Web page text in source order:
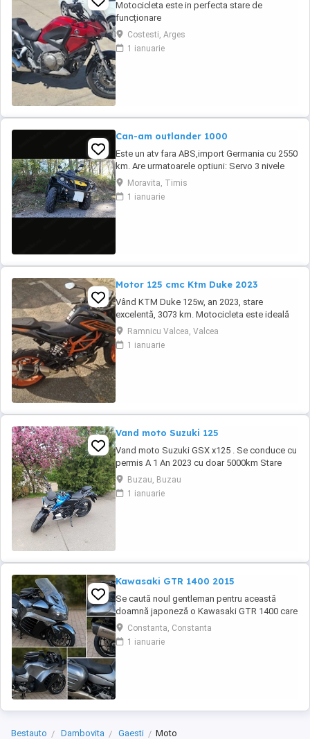
Motocicleta este in perfecta stare de
funcționare
Costesti, Arges
1 ianuarie
Can-am outlander 1000
Este un atv fara ABS,import Germania cu 2550
km. Are urmatoarele optiuni: Servo 3 nivele
Suspensie FOX cu rebound Bullbar fata
Bullbar spate Handguardurile Can am Jante
beadlock
Moravita, Timis
1 ianuarie
Motor 125 cmc Ktm Duke 2023
Vând KTM Duke 125w, an 2023, stare
excelentă, 3073 km. Motocicleta este ideală
pentru începători sau pentru oraș. Fără daune,
lovituri!
Ramnicu Valcea, Valcea
1 ianuarie
Vand moto Suzuki 125
Vand moto Suzuki GSX x125 . Se conduce cu
permis A 1 An 2023 cu doar 5000km Stare
impecabila , fara cazaturi ITP valabil pana in
noiembrie 2027 Revizii si schimb de ulei in
service autorizat
Buzau, Buzau
1 ianuarie
Kawasaki GTR 1400 2015
Se caută noul gentleman pentru această
doamnă japoneză o Kawasaki GTR 1400 care
încă întoarce priviri și iubește kilometrii. A fost
răsfățată, întreținută la timp și tratată cu
respect. O dau doar cuiva care va avea grijă
Constanta, Constanta
1 ianuarie
Bestauto Dambovita Gaesti Moto